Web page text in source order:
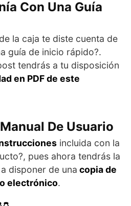
Con Una Guía
la caja te diste cuenta de
guía de inicio rápido?.
tendrás a tu disposición
en PDF de este
De Usuario
incluida con la
pues ahora tendrás la
disponer de una copia de
electrónico.